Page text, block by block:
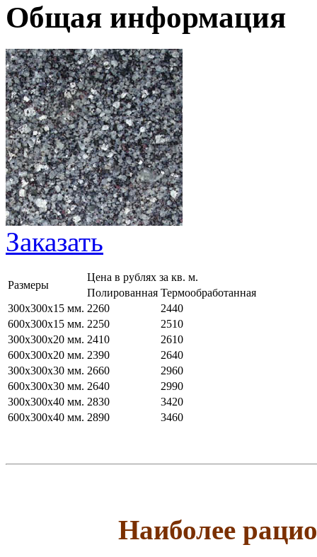
Общая информация
Заказать
Размеры
Цена в рублях за кв. м.
Полированная Термообработанная
300х300х15 мм. 2260
2440
600х300х15 мм. 2250
2510
300х300х20 мм. 2410
2610
600х300х20 мм. 2390
2640
300х300х30 мм. 2660
2960
600х300х30 мм. 2640
2990
300х300х40 мм. 2830
3420
600х300х40 мм. 2890 3460
Наиболее